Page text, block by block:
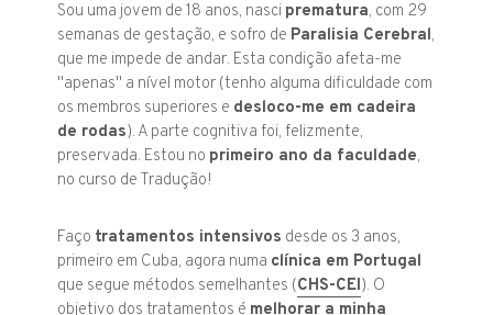
Sou uma jovem de 18 anos, nasci prematura, com 29
semanas de gestação, e sofro de Paralisia Cerebral,
que me impede de andar. Esta condição afeta-me
"apenas" a nível motor (tenho alguma dificuldade com
os membros superiores e desloco-me em cadeira
de rodas). A parte cognitiva foi, felizmente,
preservada. Estou no primeiro ano da faculdade,
no curso de Tradução!
Faço tratamentos intensivos desde os 3 anos,
primeiro em Cuba, agora numa clínica em Portugal
que segue métodos semelhantes (CHS-CEI). O
objetivo dos tratamentos é melhorar a minha